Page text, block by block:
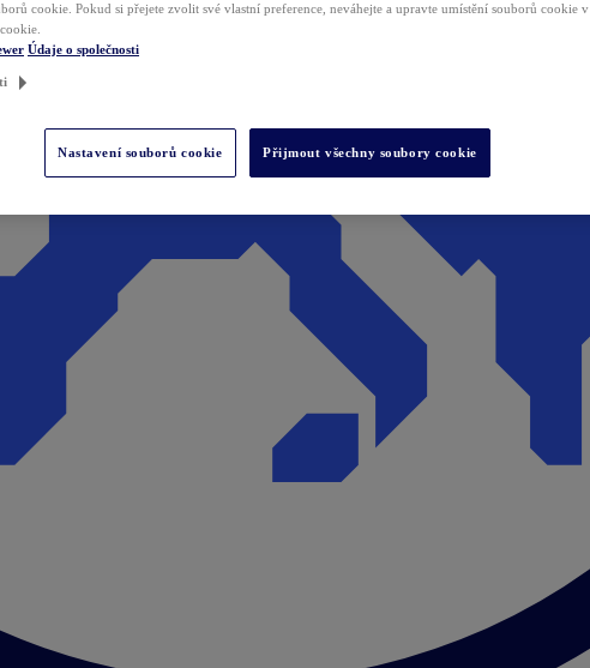
cookie. Pokud si přejete zvolit své vlastní preference, neváhejte a upravte umístění souborů cookie v
Údaje o společnosti
Nastavení souborů cookie Přijmout všechny soubory cookie